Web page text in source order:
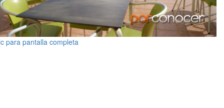
para pantalla completa